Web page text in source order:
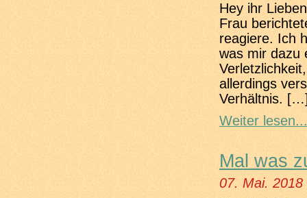
Hey ihr
Frau
reagiere. Ich
was mir dazu
allerdings
Verhältnis.
Weiter lesen...
Mal was
07. Mai. 2018